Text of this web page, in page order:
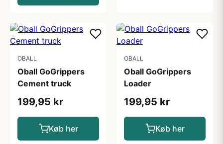
OBALL
Oball GoGrippers
Cement truck
199,95 kr
Køb her
OBALL
Oball GoGrippers
Loader
199,95 kr
Køb her